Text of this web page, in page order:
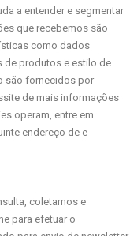
a entender e segmentar
que recebemos são
como dados
de produtos e estilo de
são fornecidos por
de mais informações
operam, entre em
endereço de e-
coletamos e
para efetuar o